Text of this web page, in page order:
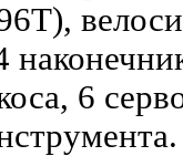
6